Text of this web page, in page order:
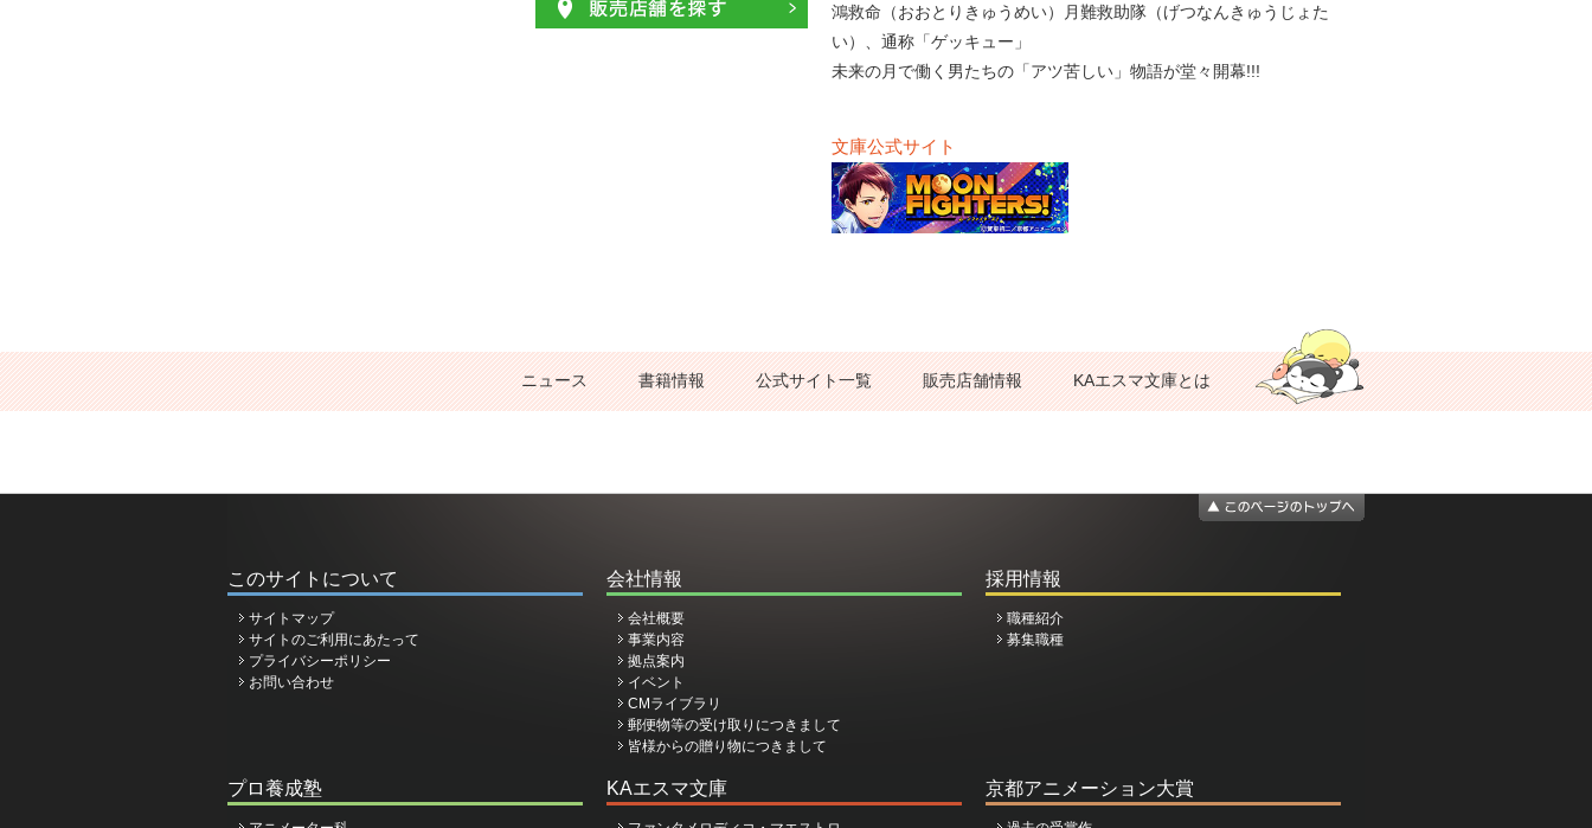
鴻救命（おおとりきゅうめい）月難救助隊（げつなんきゅうじょた
い）、通称「ゲッキュー」
未来の月で働く男たちの「アツ苦しい」物語が堂々開幕!!!
文庫公式サイト
ニュース 書籍情報 公式サイト一覧 販売店舗情報 KAエスマ文庫とは
このサイトについて
サイトマップ
サイトのご利用にあたって
プライバシーポリシー
お問い合わせ
会社情報
会社概要
事業内容
拠点案内
イベント
CMライブラリ
郵便物等の受け取りにつきまして
皆様からの贈り物につきまして
採用情報
職種紹介
募集職種
プロ養成塾 KAエスマ文庫 京都アニメーション大賞